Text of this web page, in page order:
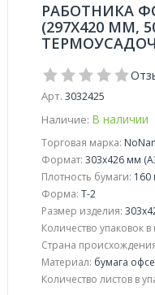
РАБОТНИКА
(297X420 ММ,
Арт. 3032425
Наличие: В наличии
Торговая марка:
Формат: 303x426 мм
Плотность бумаги: 160
Форма: Т-2
Размер изделия:
Количество упаковок
Страна
Материал: бумага
Количество листов в